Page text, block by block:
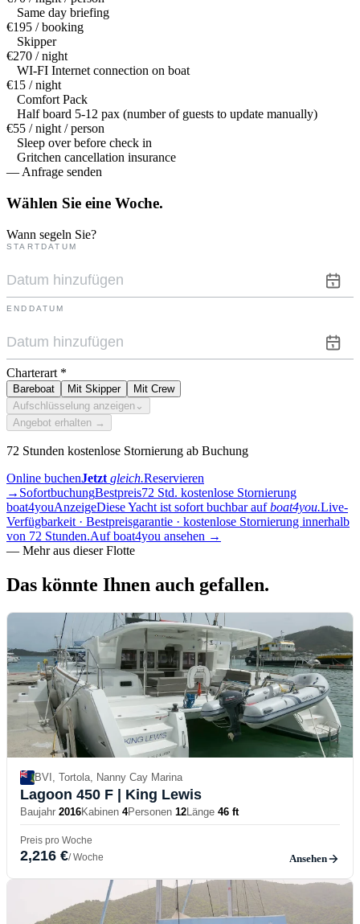
Same day briefing
€195 / booking
Skipper
€270 / night
WI-FI Internet connection on boat
€15 / night
Comfort Pack
Half board 5-12 pax (number of guests to update manually)
€55 / night / person
Sleep over before check in
Gritchen cancellation insurance
— Anfrage senden
Wählen Sie eine Woche.
Wann segeln Sie?
STARTDATUM
ENDDATUM
Charterart *
Bareboat Mit Skipper
Mit Crew
Aufschlüsselung anzeigen ⌄
Angebot erhalten →
72 Stunden kostenlose Stornierung ab Buchung
Online buchenJetzt gleich.Reservieren
→ SofortbuchungBestpreis72 Std. kostenlose Stornierung
boat4youAnzeigeDiese Yacht ist sofort buchbar auf boat4you.Live-
Verfügbarkeit · Bestpreisgarantie · kostenlose Stornierung innerhalb
von 72 Stunden.Auf boat4you ansehen →
— Mehr aus dieser Flotte
Das könnte Ihnen auch gefallen.
BVI, Tortola, Nanny Cay Marina
Lagoon 450 F | King Lewis
Baujahr 2016Kabinen 4Personen 12Länge 46 ft
Preis pro Woche
2,216 €/ Woche Ansehen